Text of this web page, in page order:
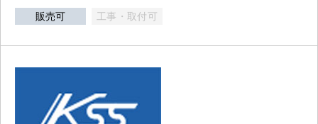
販売可 工事・取付可